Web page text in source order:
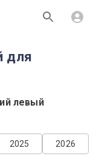
для
левый
2026
2025